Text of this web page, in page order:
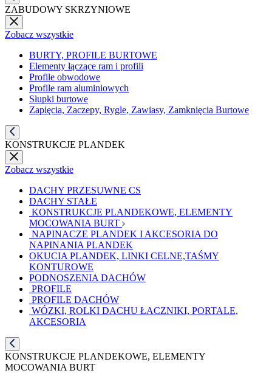
ZABUDOWY SKRZYNIOWE
Zobacz wszystkie
BURTY, PROFILE BURTOWE
Elementy łączące ram i profili
Profile obwodowe
Profile ram aluminiowych
Słupki burtowe
Zapięcia, Zaczepy, Rygle, Zawiasy, Zamknięcia Burtowe
KONSTRUKCJE PLANDEK
Zobacz wszystkie
DACHY PRZESUWNE CS
DACHY STAŁE
KONSTRUKCJE PLANDEKOWE, ELEMENTY
MOCOWANIA BURT
NAPINACZE PLANDEK I AKCESORIA DO
NAPINANIA PLANDEK
OKUCIA PLANDEK, LINKI CELNE,TAŚMY
KONTUROWE
PODNOSZENIA DACHÓW
PROFILE
PROFILE DACHÓW
WÓZKI, ROLKI DACHU ŁACZNIKI, PORTALE,
AKCESORIA
KONSTRUKCJE PLANDEKOWE, ELEMENTY
MOCOWANIA BURT